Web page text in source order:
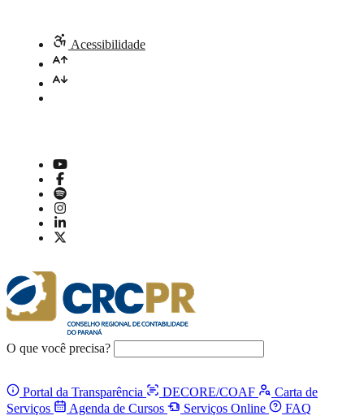
Acessibilidade
O que você precisa?
Portal da Transparência DECORE/COAF
Carta de
Serviços
Agenda de Cursos Serviços Online FAQ